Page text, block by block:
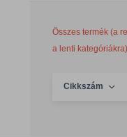
Összes termék (a
a lenti kategóriákra)
Cikkszám